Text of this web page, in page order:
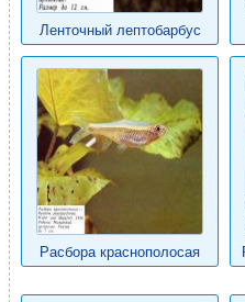
Ленточный лептобарбус
Расбора краснополосая